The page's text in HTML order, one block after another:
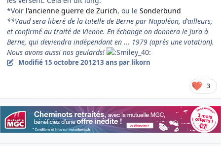
*Voir l'ancienne guerre de Zurich, ou le Sonderbund
**Vaud sera liberé de la tutelle de Berne par Napoléon, d'ailleurs,
et confirmé au traité de Vienne. En échange on donnera le Jura à
Berne, qui deviendra indépendant en ... 1979 (après une votation).
Nous avons aussi nos geulards!
Modifié 15 octobre 201213 ans par likorn
3